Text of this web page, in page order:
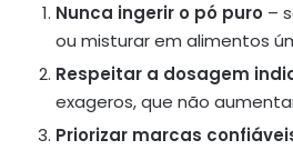
Nunca ingerir o pó puro –
ou misturar em alimentos
Respeitar a dosagem
exageros, que não
Priorizar marcas